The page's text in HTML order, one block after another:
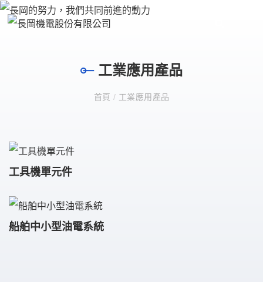
工業應用產品
首頁 / 工業應用產品
工具機單元件
船舶中小型油電系統